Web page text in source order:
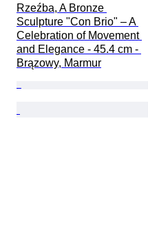
Rzeźba, A Bronze
Sculpture "Con Brio" – A
Celebration of Movement
and Elegance - 45.4 cm -
Brązowy, Marmur